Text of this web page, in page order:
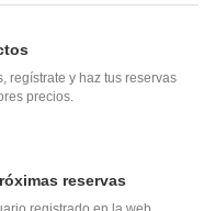
regístrate y haz tus reservas
precios.
reservas